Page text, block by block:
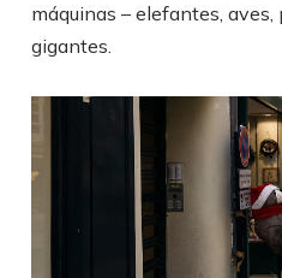
máquinas – elefantes, aves,
gigantes.